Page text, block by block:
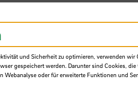
und Sicherheit zu optimieren, verwenden wir
gespeichert werden. Darunter sind Cookies,
oder für erweiterte Funktionen und